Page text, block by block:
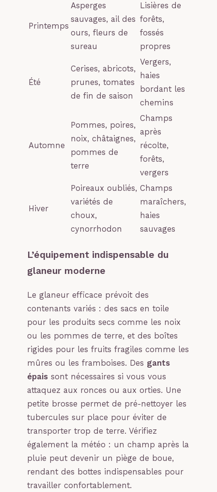
Printemps
Asperges
sauvages, ail des
ours, fleurs de
sureau
Lisières de
forêts,
fossés
propres
Été
Cerises, abricots,
prunes, tomates
de fin de saison
Vergers,
haies
bordant les
chemins
Automne
Pommes, poires,
noix, châtaignes,
pommes de
terre
Champs
après
récolte,
forêts,
vergers
Hiver
Poireaux oubliés,
variétés de
choux,
cynorrhodon
Champs
maraîchers,
haies
sauvages
L’équipement indispensable du
glaneur moderne
Le glaneur efficace prévoit des
contenants variés : des sacs en toile
pour les produits secs comme les noix
ou les pommes de terre, et des boîtes
rigides pour les fruits fragiles comme les
mûres ou les framboises. Des gants
épais sont nécessaires si vous vous
attaquez aux ronces ou aux orties. Une
petite brosse permet de pré-nettoyer les
tubercules sur place pour éviter de
transporter trop de terre. Vérifiez
également la météo : un champ après la
pluie peut devenir un piège de boue,
rendant des bottes indispensables pour
travailler confortablement.